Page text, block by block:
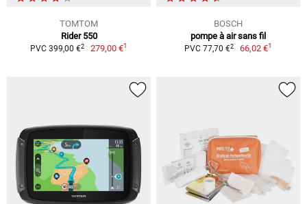
TOMTOM
Rider 550
PVC 399,00 €2 279,00 €1
BOSCH
pompe à air sans fil
PVC 77,70 €2 66,02 €1